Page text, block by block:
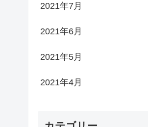
2021年7月
2021年6月
2021年5月
2021年4月